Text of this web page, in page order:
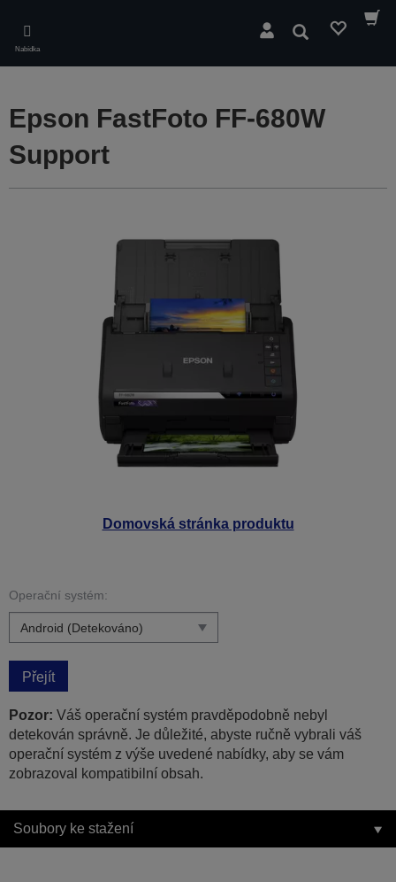
main
content
Nabídka
Hledat
Domovská stránka produktu
Epson FastFoto FF-680W
Support
Operační systém:
Přejít
Pozor: Váš operační systém pravděpodobně nebyl
detekován správně. Je důležité, abyste ručně vybrali váš
operační systém z výše uvedené nabídky, aby se vám
zobrazoval kompatibilní obsah.
Soubory ke stažení